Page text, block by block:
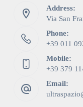
Address:
Via San
Phone:
+39 011
Mobile:
+39 379
Email: